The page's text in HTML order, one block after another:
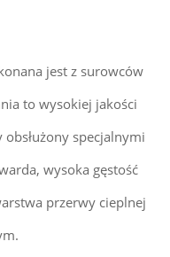
jest z surowców
to wysokiej jakości
specjalnymi
wysoka gęstość
przerwy cieplnej